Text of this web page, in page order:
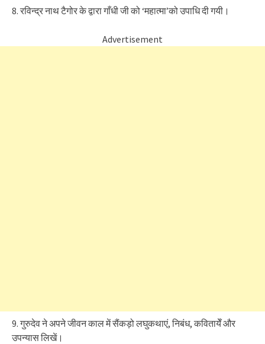
8. रविन्द्र नाथ टैगोर के द्वारा गाँधी जी को ‘महात्मा’को उपाधि दी गयी।
Advertisement
9. गुरुदेव ने अपने जीवन काल में सैंकड़ो लघुकथाएं, निबंध, कवितायेँ और
उपन्यास लिखें।